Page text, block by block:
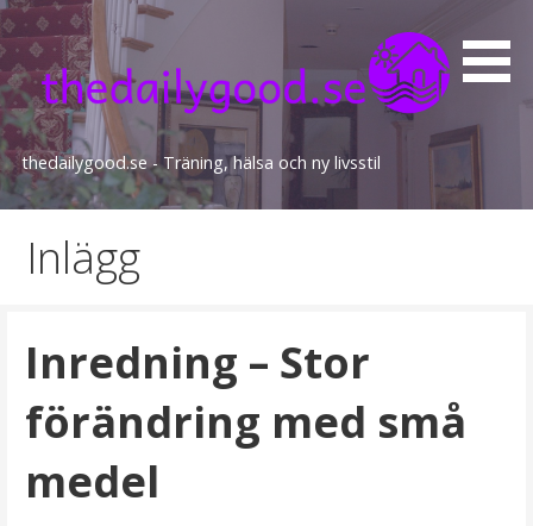
Gå
till
innehåll
thedailygood.se - Träning, hälsa och ny livsstil
Inlägg
Inredning – Stor
förändring med små
medel